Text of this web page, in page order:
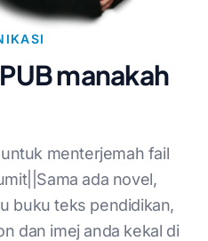
manakah
menterjemah fail
ada novel,
buku teks pendidikan,
dan imej anda kekal di